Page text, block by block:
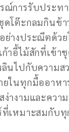
ณ์การรับประท
ดโต๊ะกลมกินข้
ย่างประณีตด้ว
ก้าอี้ไม้สักที่เข้
นไปกับความส
ยในทุกมื้ออาห
ง่างามและคว
ที่เหมาะสมกับ